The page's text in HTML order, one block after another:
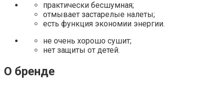
практически бесшумная;
отмывает застарелые налеты;
есть функция экономии энергии.
не очень хорошо сушит;
нет защиты от детей.
О бренде